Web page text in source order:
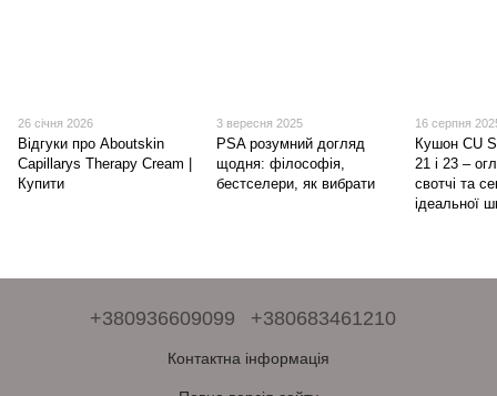
26 січня 2026
Відгуки про Aboutskin
Capillarys Therapy Cream |
Купити
3 вересня 2025
PSA розумний догляд
щодня: філософія,
бестселери, як вибрати
16 серпня
Кушон CU
21 і 23 –
свотчі та
ідеальної
+380936609099 +380683461210
Контактна інформація